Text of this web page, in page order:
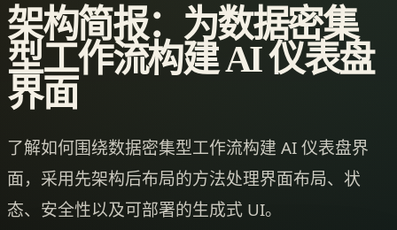
架构简报：为数据密集
型工作流构建 AI 仪表盘
界面
了解如何围绕数据密集型工作流构建 AI 仪表盘界
面，采用先架构后布局的方法处理界面布局、状
态、安全性以及可部署的生成式 UI。